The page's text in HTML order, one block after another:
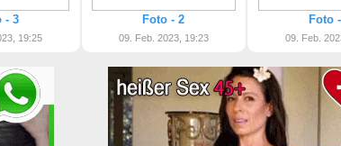
- 3
19:25
Foto - 2
09. Feb. 2023, 19:23
Foto
09. Feb.